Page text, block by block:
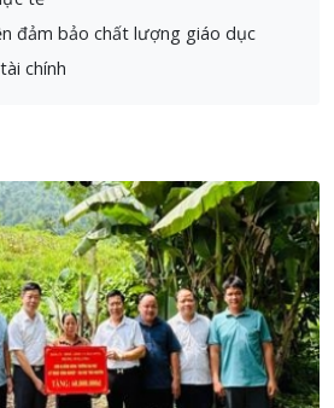
đảm bảo chất lượng giáo dục
chính